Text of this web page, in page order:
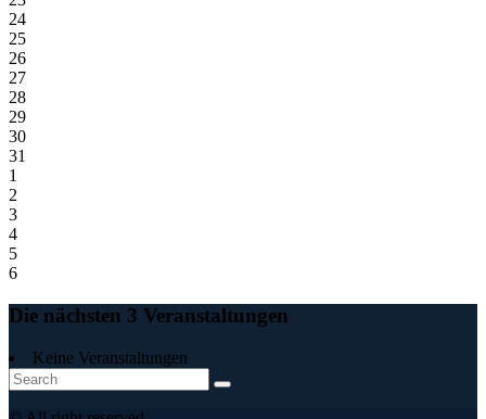
24
25
26
27
28
29
30
31
1
2
3
4
5
6
Die nächsten 3 Veranstaltungen
Keine Veranstaltungen